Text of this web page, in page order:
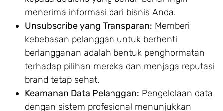
menerima informasi dari bisnis Anda.
Unsubscribe yang Transparan: Memberi
kebebasan pelanggan untuk berhenti
berlangganan adalah bentuk penghormatan
terhadap pilihan mereka dan menjaga reputasi
brand tetap sehat.
Keamanan Data Pelanggan: Pengelolaan data
dengan sistem profesional menunjukkan